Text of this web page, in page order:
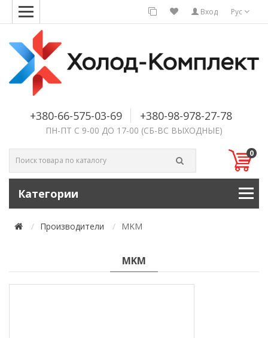
Рус
Вход
+380-66-575-03-69 +380-98-978-27-78
ПН-ПТ С 9-00 ДО 17-00 (СБ-ВС ВЫХОДНЫЕ)
0
Категории
Производители MKM
MKM